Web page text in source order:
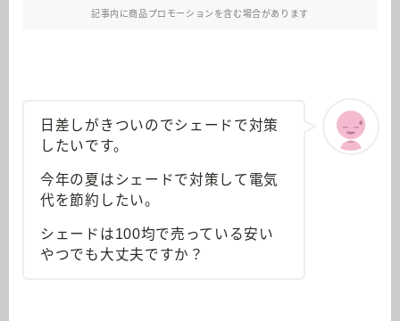
記事内に商品プロモーションを含む場合があります
日差しがきついのでシェードで対策
したいです。
今年の夏はシェードで対策して電気
代を節約したい。
シェードは100均で売っている安い
やつでも大丈夫ですか？